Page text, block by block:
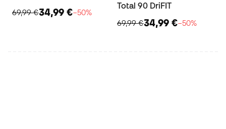
69,99 €34,99 €−50%
Total 90 DriFIT
69,99 €34,99 €−50%